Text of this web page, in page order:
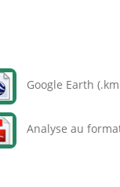
Google Earth
Analyse au